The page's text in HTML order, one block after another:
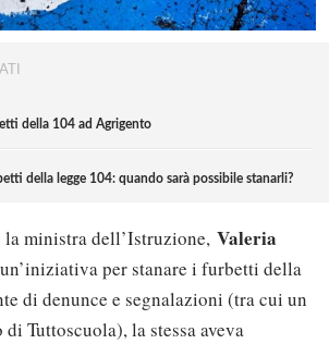
della 104 ad Agrigento
della legge 104: quando sarà possibile stanarli?
la ministra dell’Istruzione, Valeria
per stanare i furbetti della
di denunce e segnalazioni (tra cui un
Tuttoscuola), la stessa aveva